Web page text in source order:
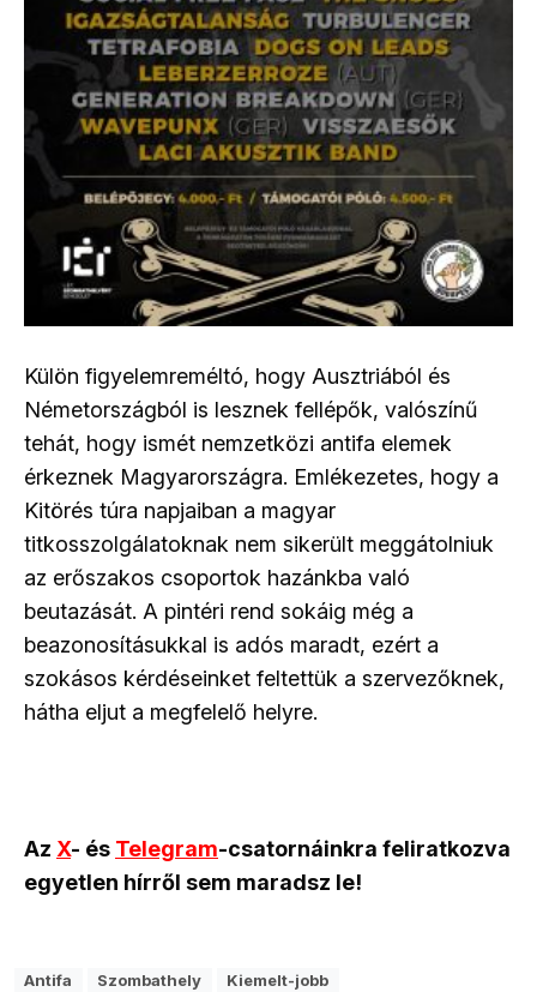
Külön figyelemreméltó, hogy Ausztriából és
Németországból is lesznek fellépők, valószínű
tehát, hogy ismét nemzetközi antifa elemek
érkeznek Magyarországra. Emlékezetes, hogy a
Kitörés túra napjaiban a magyar
titkosszolgálatoknak nem sikerült meggátolniuk
az erőszakos csoportok hazánkba való
beutazását. A pintéri rend sokáig még a
beazonosításukkal is adós maradt, ezért a
szokásos kérdéseinket feltettük a szervezőknek,
hátha eljut a megfelelő helyre.
Az X- és Telegram-csatornáinkra feliratkozva
egyetlen hírről sem maradsz le!
Antifa Szombathely Kiemelt-jobb